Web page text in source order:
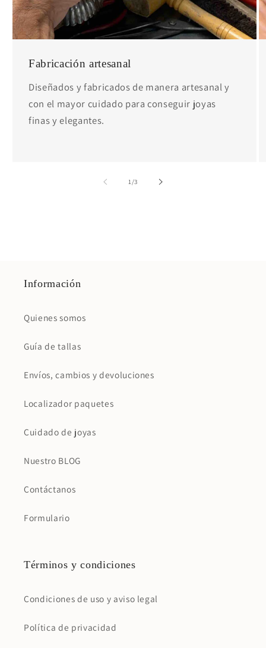
Fabricación artesanal
Diseñados y fabricados de manera artesanal y
con el mayor cuidado para conseguir joyas
finas y elegantes.
1/de
3
Información
Quienes somos
Guía de tallas
Envíos, cambios y devoluciones
Localizador paquetes
Cuidado de joyas
Nuestro BLOG
Contáctanos
Formulario
Términos y condiciones
Condiciones de uso y aviso legal
Política de privacidad